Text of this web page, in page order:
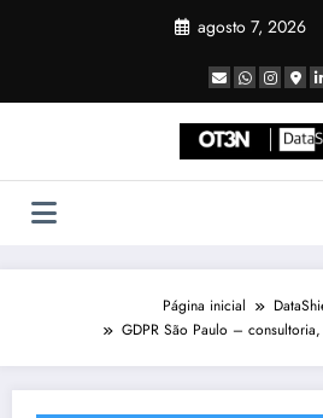
agosto 7, 2026
Página inicial
GDPR São Paulo –